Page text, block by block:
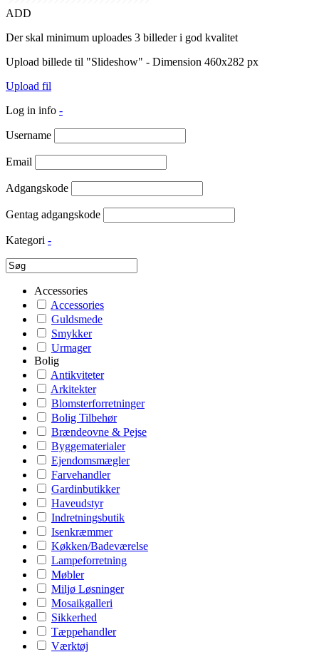
ADD
Der skal minimum uploades 3 billeder i god kvalitet
Upload billede til "Slideshow" - Dimension 460x282 px
Upload fil
Log in info -
Username
Email
Adgangskode
Gentag adgangskode
Kategori -
Accessories
Accessories
Guldsmede
Smykker
Urmager
Bolig
Antikviteter
Arkitekter
Blomsterforretninger
Bolig Tilbehør
Brændeovne & Pejse
Byggematerialer
Ejendomsmægler
Farvehandler
Gardinbutikker
Haveudstyr
Indretningsbutik
Isenkræmmer
Køkken/Badeværelse
Lampeforretning
Møbler
Miljø Løsninger
Mosaikgalleri
Sikkerhed
Tæppehandler
Værktøj